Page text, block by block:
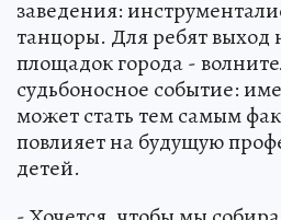
заведения:
танцоры. Для ребят выход
площадок города -
судьбоносное событие:
может стать тем самым
повлияет на будущую
детей.